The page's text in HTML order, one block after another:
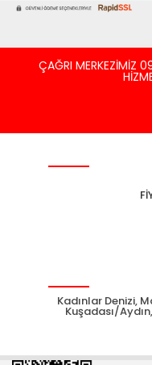
ÇAĞRI MERKEZİMİZ
Kadınlar Denizi,
Kuşadası/